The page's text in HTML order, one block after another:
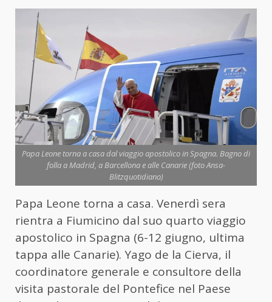
Papa Leone torna a casa dal viaggio apostolico in Spagna. Bagno di
folla a Madrid, a Barcellona e alle Canarie (foto Ansa-
Blitzquotidiano)
Papa Leone torna a casa. Venerdì sera
rientra a Fiumicino dal suo quarto viaggio
apostolico in Spagna (6-12 giugno, ultima
tappa alle Canarie). Yago de la Cierva, il
coordinatore generale e consultore della
visita pastorale del Pontefice nel Paese